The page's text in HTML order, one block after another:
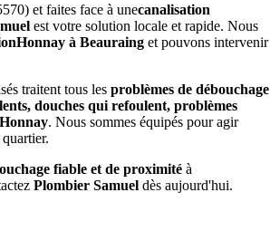
et faites face à unecanalisation
est votre solution locale et rapide. Nous
à Beauraing et pouvons intervenir
traitent tous les problèmes de débouchage
douches qui refoulent, problèmes
. Nous sommes équipés pour agir
fiable et de proximité à
Plombier Samuel dès aujourd'hui.